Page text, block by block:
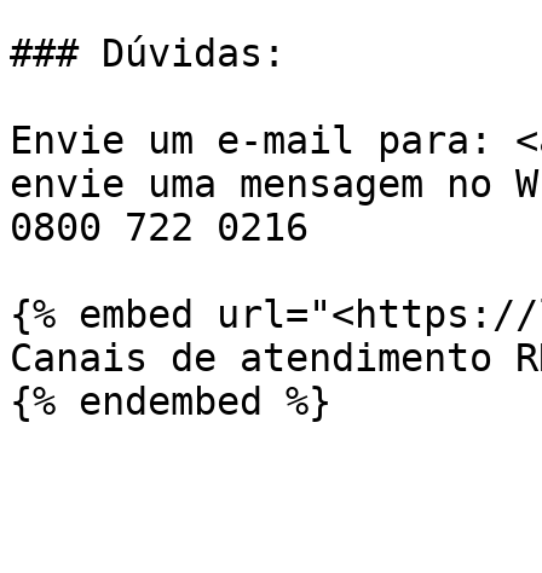
### Dúvidas:
Envie um e-mail para:
envie uma mensagem no
0800 722 0216
{% embed
Canais de atendimento